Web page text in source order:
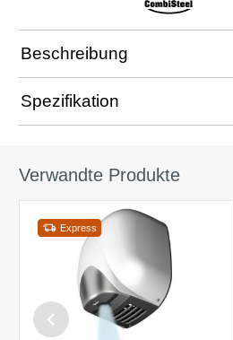
Beschreibung
Spezifikation
Verwandte Produkte
Express